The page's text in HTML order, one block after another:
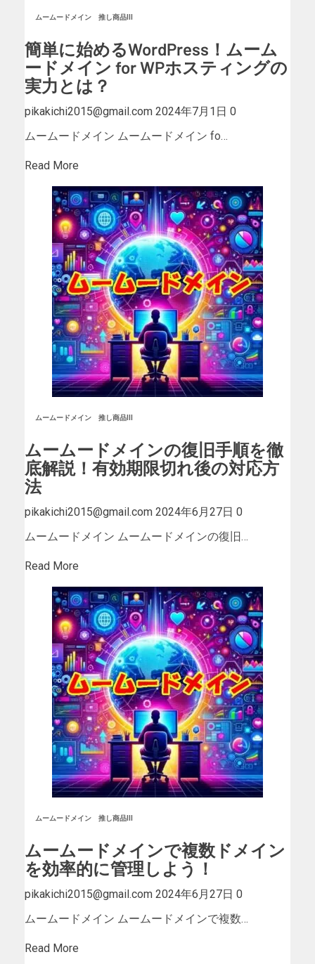
ムームードメイン 推し商品III
簡単に始めるWordPress！ムーム
ードメイン for WPホスティングの
実力とは？
pikakichi2015@gmail.com 2024年7月1日 0
ムームードメイン ムームードメイン fo…
Read More
ムームードメイン 推し商品III
ムームードメインの復旧手順を徹
底解説！有効期限切れ後の対応方
法
pikakichi2015@gmail.com 2024年6月27日 0
ムームードメイン ムームードメインの復旧…
Read More
ムームードメイン 推し商品III
ムームードメインで複数ドメイン
を効率的に管理しよう！
pikakichi2015@gmail.com 2024年6月27日 0
ムームードメイン ムームードメインで複数…
Read More